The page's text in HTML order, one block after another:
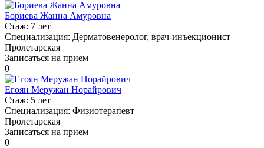
Бориева Жанна Амуровна
Стаж: 7 лет
Специализация: Дерматовенеролог, врач-инъекционист
Пролетарская
Записаться на прием
0
Егоян Меружан Норайрович
Стаж: 5 лет
Специализация: Физиотерапевт
Пролетарская
Записаться на прием
0